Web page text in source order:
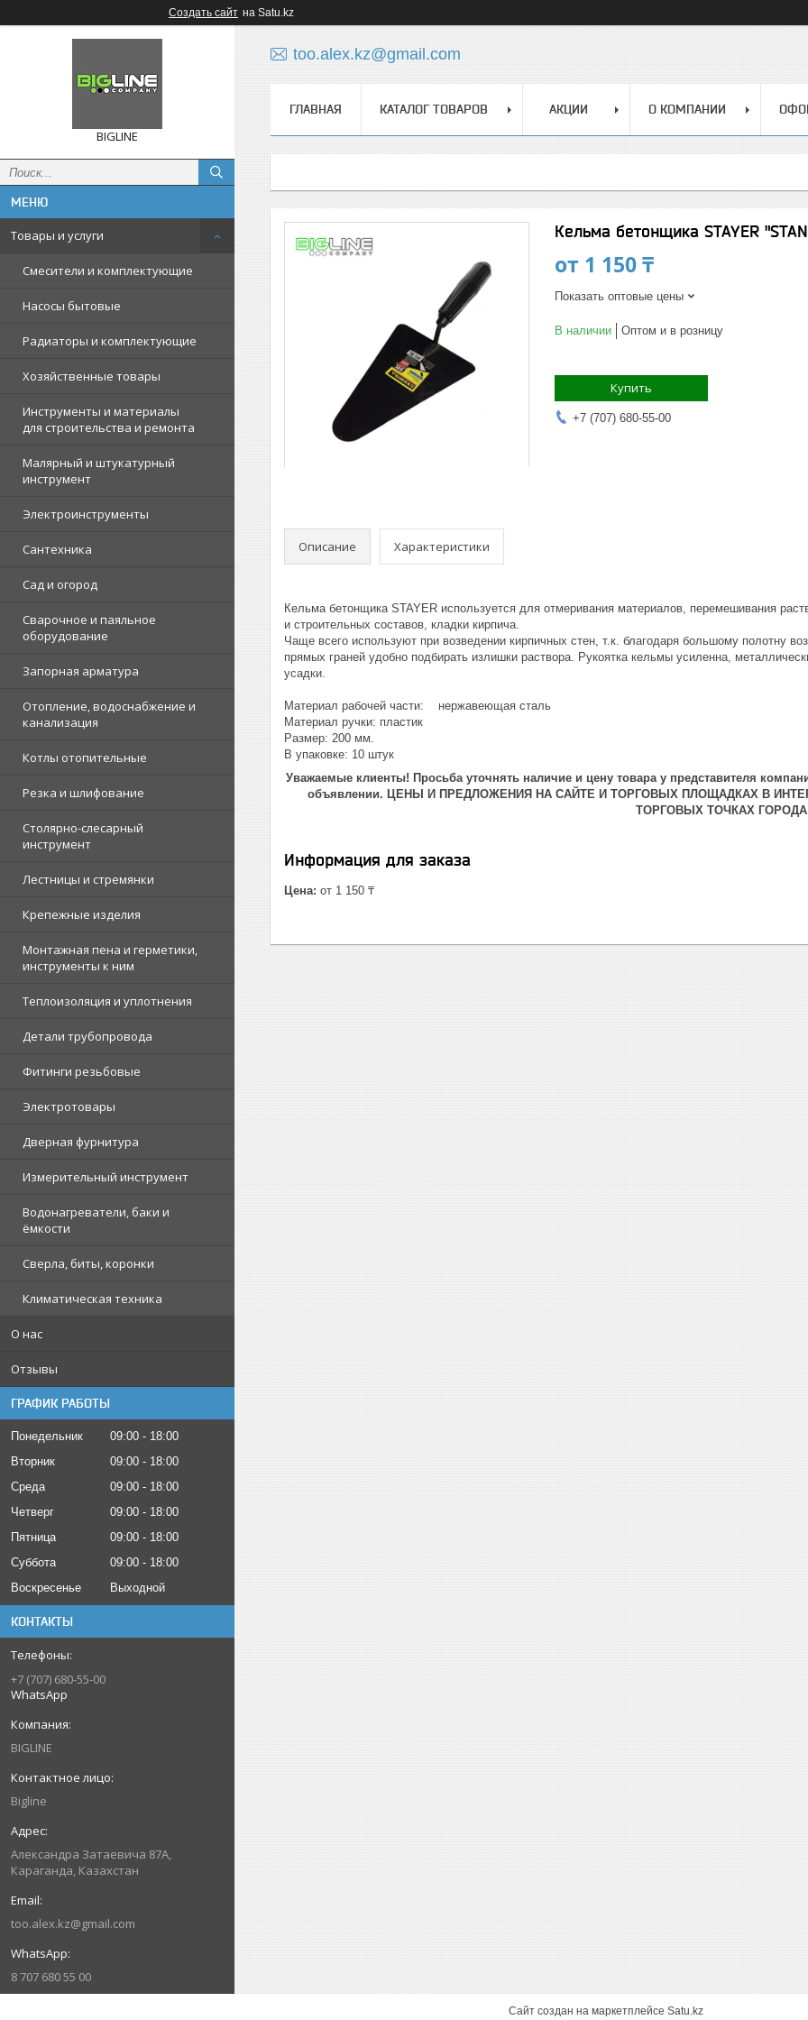
Создать сайт на Satu.kz
BIGLINE
Товары и услуги
Смесители и комплектующие
Насосы бытовые
Радиаторы и комплектующие
Хозяйственные товары
Инструменты и материалы
для строительства и ремонта
Малярный и штукатурный
инструмент
Электроинструменты
Сантехника
Сад и огород
Сварочное и паяльное
оборудование
Запорная арматура
Отопление, водоснабжение и
канализация
Котлы отопительные
Резка и шлифование
Столярно-слесарный
инструмент
Лестницы и стремянки
Крепежные изделия
Монтажная пена и герметики,
инструменты к ним
Теплоизоляция и уплотнения
Детали трубопровода
Фитинги резьбовые
Электротовары
Дверная фурнитура
Измерительный инструмент
Водонагреватели, баки и
ёмкости
Сверла, биты, коронки
Климатическая техника
О нас
Отзывы
ГРАФИК РАБОТЫ
Понедельник 09:00
18:00
Вторник
09:00
18:00
Среда
09:00
18:00
Четверг
09:00
18:00
Пятница
09:00
18:00
Суббота
09:00
18:00
Воскресенье
Выходной
КОНТАКТЫ
+7 (707) 680-55-00
WhatsApp
BIGLINE
Bigline
Александра Затаевича 87А,
Караганда, Казахстан
too.alex.kz@gmail.com
8 707 680 55 00
too.alex.kz@gmail.com
ГЛАВНАЯ КАТАЛОГ ТОВАРОВ АКЦИИ О КОМПАНИИ
Кельма бетонщика STAYER
от 1 150 ₸
Показать оптовые цены
В наличии Оптом и в розницу
Купить
+7 (707) 680-55-00
Описание Характеристики
Кельма бетонщика STAYER используется для отмеривания материалов, перемешивания
и строительных составов, кладки кирпича.
Чаще всего используют при возведении кирпичных стен, т.к. благодаря большому полотну
прямых граней удобно подбирать излишки раствора. Рукоятка кельмы усиленна,
усадки.
Материал рабочей части: нержавеющая сталь
Материал ручки: пластик
Размер: 200 мм.
В упаковке: 10 штук
Уважаемые клиенты! Просьба уточнять наличие и цену товара у представителя
объявлении. ЦЕНЫ И ПРЕДЛОЖЕНИЯ НА САЙТЕ И ТОРГОВЫХ ПЛОЩАДКАХ В
ТОРГОВЫХ ТОЧКАХ
Информация для заказа
Цена: от 1 150 ₸
Сайт создан на маркетплейсе Satu.kz